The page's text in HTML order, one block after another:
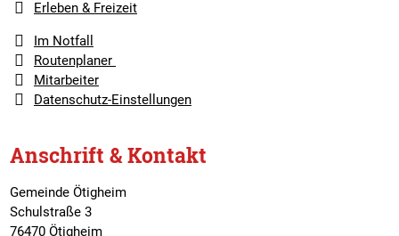
Erleben & Freizeit
Im Notfall
Routenplaner
Mitarbeiter
Datenschutz-Einstellungen
Anschrift & Kontakt
Gemeinde Ötigheim
Schulstraße 3
76470 Ötigheim